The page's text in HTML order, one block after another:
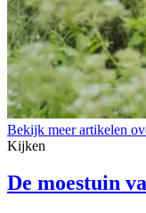
Bekijk meer artikelen
Kijken
De moestuin